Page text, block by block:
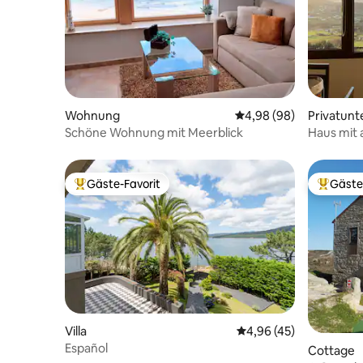
Wohnung Durchschnittliche
4,98 (98)
Schöne Wohnung mit Meerblick
Haus mit
Beliebter Gäste-Favorit.
Gäste-Favorit
Villa Durchschnittliche
4,96 (45)
Español
Cottage